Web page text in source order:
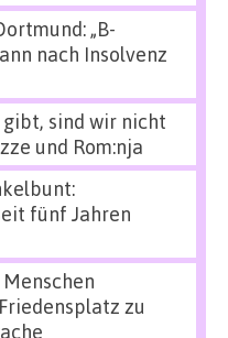
„B-
nach Insolvenz
gibt, sind wir nicht
und Rom:nja
fünf Jahren
Menschen
zu